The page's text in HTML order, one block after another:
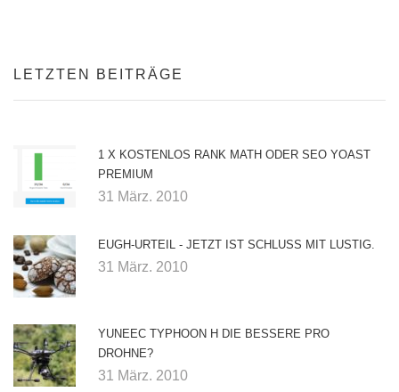
LETZTEN BEITRÄGE
1 X KOSTENLOS RANK MATH ODER SEO YOAST
PREMIUM
31 März. 2010
EUGH-URTEIL - JETZT IST SCHLUSS MIT LUSTIG.
31 März. 2010
YUNEEC TYPHOON H DIE BESSERE PRO
DROHNE?
31 März. 2010